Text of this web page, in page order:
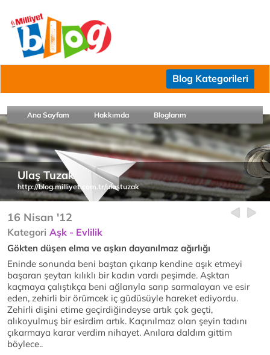
Blog Kategorileri
Ana Sayfam Hakkımda Bloglarım
Ulaş Tuzak
http://blog.milliyet.com.tr/ulastuzak
16 Nisan '12
Kategori Aşk - Evlilik
Gökten düşen elma ve aşkın dayanılmaz ağırlığı
Eninde sonunda beni baştan çıkarıp kendine aşık etmeyi
başaran şeytan kılıklı bir kadın vardı peşimde. Aşktan
kaçmaya çalıştıkça beni ağlarıyla sarıp sarmalayan ve esir
eden, zehirli bir örümcek iç güdüsüyle hareket ediyordu.
Zehirli dişini etime geçirdiğindeyse artık çok geçti,
alıkoyulmuş bir esirdim artık. Kaçınılmaz olan şeyin tadını
çıkarmaya karar verdim nihayet. Anılara daldım gittim
böylece..